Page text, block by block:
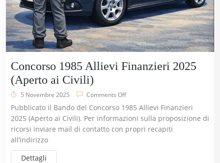
Concorso 1985 Allievi Finanzieri 2025
(Aperto ai Civili)
5 Novembre 2025 Comments Off
Pubblicato il Bando del Concorso 1985 Allievi Finanzieri
2025 (Aperto ai Civili). Per informazioni sulla proposizione di
ricorsi inviare mail di contatto con propri recapiti
all’indirizzo
Dettagli